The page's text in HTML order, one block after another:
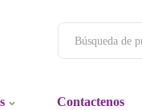
Contactenos